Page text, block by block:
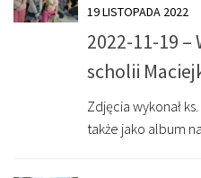
19 LISTOPADA 2022
2022-11-19 –
scholii
Zdjęcia wykonał
także jako album